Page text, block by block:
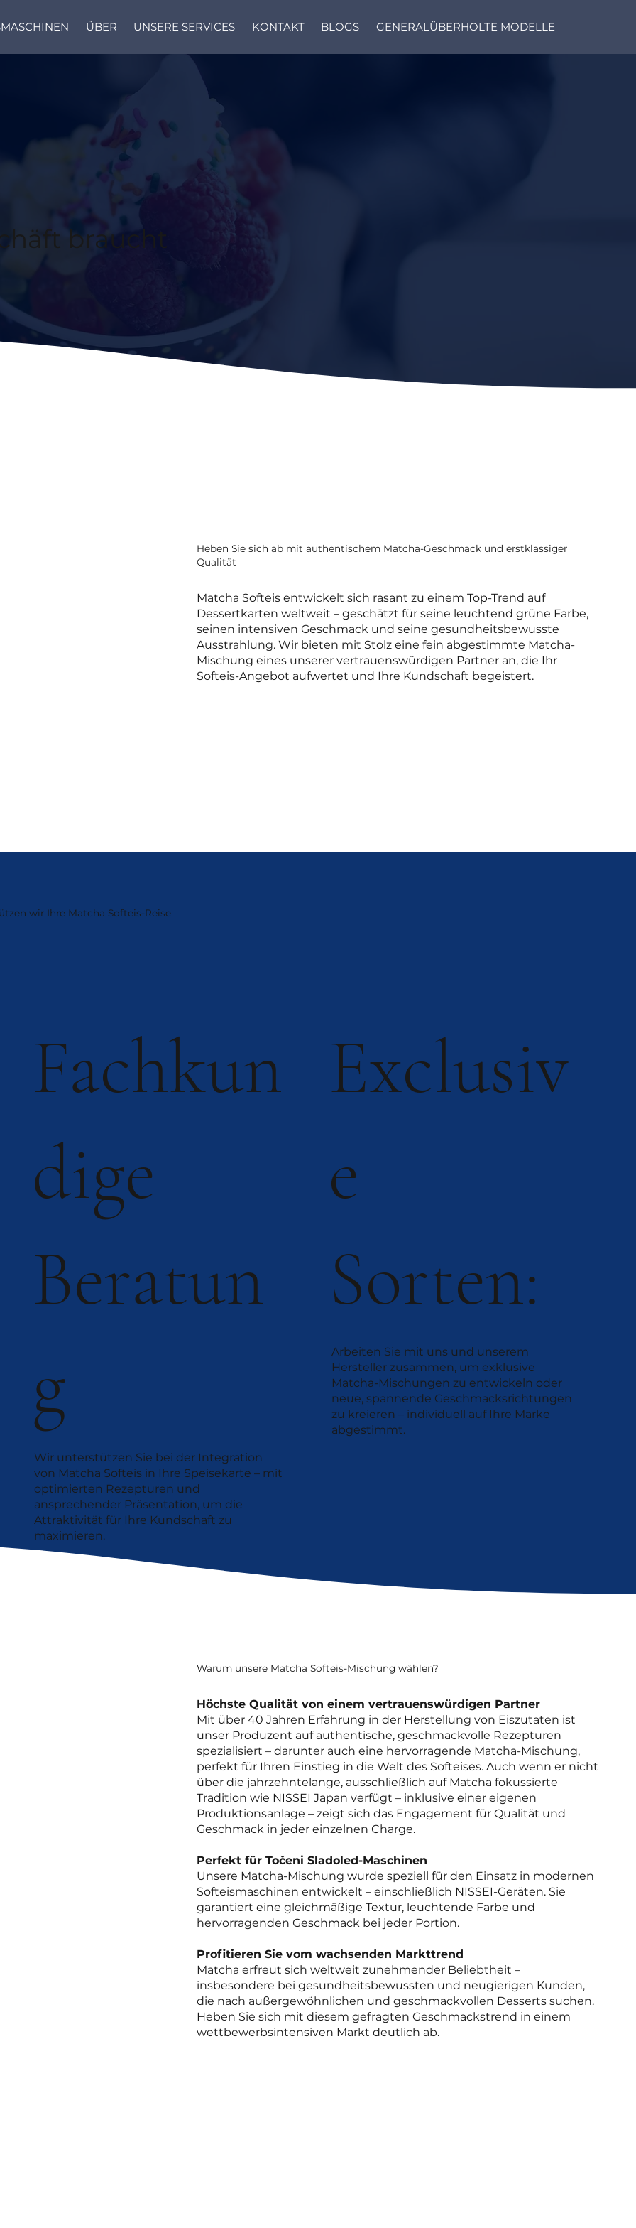
ÜBER UNSERE SERVICES KONTAKT BLOGS GENERALÜBERHOLTE MODELLE
braucht
Heben Sie sich ab mit authentischem Matcha-Geschmack und erstklassiger
Qualität
Matcha Softeis entwickelt sich rasant zu einem Top-Trend auf
Dessertkarten weltweit – geschätzt für seine leuchtend grüne Farbe,
seinen intensiven Geschmack und seine gesundheitsbewusste
Ausstrahlung. Wir bieten mit Stolz eine fein abgestimmte Matcha-
Mischung eines unserer vertrauenswürdigen Partner an, die Ihr
Softeis-Angebot aufwertet und Ihre Kundschaft begeistert.
wir Ihre Matcha Softeis-Reise
Fachkun
dige
Beratun
g
Wir unterstützen Sie bei der Integration
von Matcha Softeis in Ihre Speisekarte – mit
optimierten Rezepturen und
ansprechender Präsentation, um die
Attraktivität für Ihre Kundschaft zu
maximieren.
Exclusiv
e
Sorten:
Arbeiten Sie mit uns und unserem
Hersteller zusammen, um exklusive
Matcha-Mischungen zu entwickeln oder
neue, spannende Geschmacksrichtungen
zu kreieren – individuell auf Ihre Marke
abgestimmt.
Warum unsere Matcha Softeis-Mischung wählen?
Höchste Qualität von einem vertrauenswürdigen Partner
Mit über 40 Jahren Erfahrung in der Herstellung von Eiszutaten ist
unser Produzent auf authentische, geschmackvolle Rezepturen
spezialisiert – darunter auch eine hervorragende Matcha-Mischung,
perfekt für Ihren Einstieg in die Welt des Softeises. Auch wenn er nicht
über die jahrzehntelange, ausschließlich auf Matcha fokussierte
Tradition wie NISSEI Japan verfügt – inklusive einer eigenen
Produktionsanlage – zeigt sich das Engagement für Qualität und
Geschmack in jeder einzelnen Charge.
Perfekt für Točeni Sladoled-Maschinen
Unsere Matcha-Mischung wurde speziell für den Einsatz in modernen
Softeismaschinen entwickelt – einschließlich NISSEI-Geräten. Sie
garantiert eine gleichmäßige Textur, leuchtende Farbe und
hervorragenden Geschmack bei jeder Portion.
Profitieren Sie vom wachsenden Markttrend
Matcha erfreut sich weltweit zunehmender Beliebtheit –
insbesondere bei gesundheitsbewussten und neugierigen Kunden,
die nach außergewöhnlichen und geschmackvollen Desserts suchen.
Heben Sie sich mit diesem gefragten Geschmackstrend in einem
wettbewerbsintensiven Markt deutlich ab.